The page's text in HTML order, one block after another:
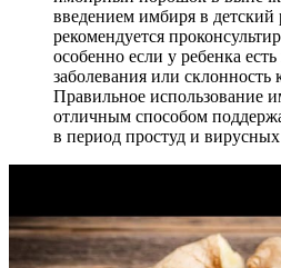
введением имбиря в детский
рекомендуется
особенно если у ребенка
заболевания или склонность
Правильное использование
отличным способом
в период простуд и